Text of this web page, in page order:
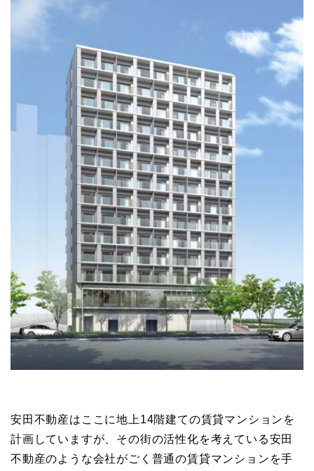
安田不動産はここに地上14階建ての賃貸マンションを
計画していますが、その街の活性化を考えている安田
不動産のような会社がごく普通の賃貸マンションを手